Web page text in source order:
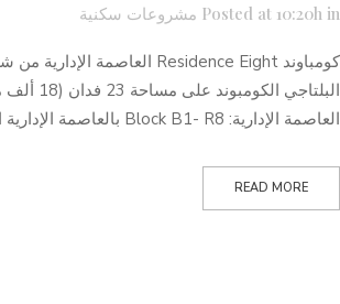
Posted at 10:20h in مشروعات سكنية
العاصمة الإدارية: Block B1- R8 بالعاصمة الإدارية الجديدة أمام الحي الدبلوماسي ونادي رياضي...
READ MORE